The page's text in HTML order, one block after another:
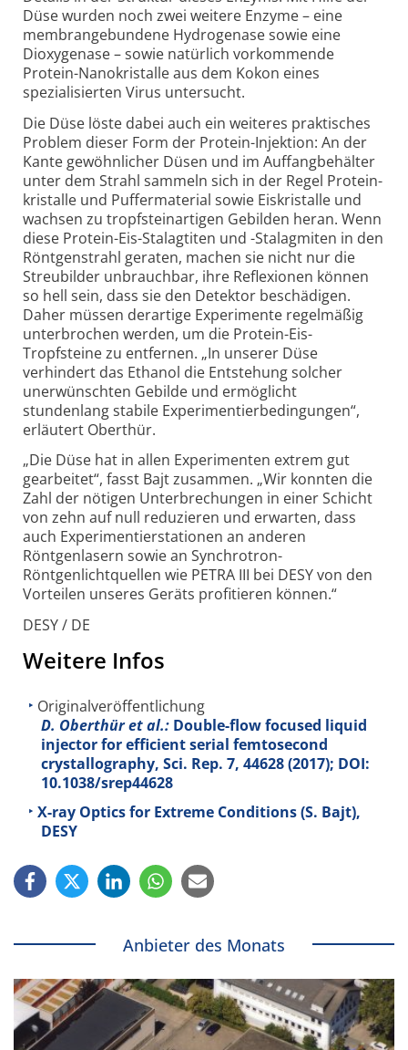
Düse wurden noch zwei weitere Enzyme – eine
membran­gebundene Hydrogenase sowie eine
Dioxygenase – sowie natürlich vorkommende
Protein-Nanokristalle aus dem Kokon eines
spezialisierten Virus untersucht.
Die Düse löste dabei auch ein weiteres praktisches
Problem dieser Form der Protein-Injektion: An der
Kante gewöhnlicher Düsen und im Auffang­behälter
unter dem Strahl sammeln sich in der Regel Protein­
kristalle und Puffer­material sowie Eis­kristalle und
wachsen zu tropf­stein­artigen Gebilden heran. Wenn
diese Protein-Eis-Stalagtiten und -Stalagmiten in den
Röntgen­strahl geraten, machen sie nicht nur die
Streubilder unbrauchbar, ihre Reflexionen können
so hell sein, dass sie den Detektor beschädigen.
Daher müssen derartige Experimente regelmäßig
unterbrochen werden, um die Protein-Eis-
Tropfsteine zu entfernen. „In unserer Düse
verhindert das Ethanol die Entstehung solcher
unerwünschten Gebilde und ermöglicht
stundenlang stabile Experimentier­bedingungen“,
erläutert Oberthür.
„Die Düse hat in allen Experimenten extrem gut
gearbeitet“, fasst Bajt zusammen. „Wir konnten die
Zahl der nötigen Unterbrechungen in einer Schicht
von zehn auf null reduzieren und erwarten, dass
auch Experimentier­stationen an anderen
Röntgenlasern sowie an Synchrotron-
Röntgenlichtquellen wie PETRA III bei DESY von den
Vorteilen unseres Geräts profitieren können.“
DESY / DE
Weitere Infos
Originalveröffentlichung
D. Oberthür et al.: Double-flow focused liquid
injector for efficient serial femtosecond
crystallography, Sci. Rep. 7, 44628 (2017); DOI:
10.1038/srep44628
X-ray Optics for Extreme Conditions (S. Bajt),
DESY
Anbieter des Monats